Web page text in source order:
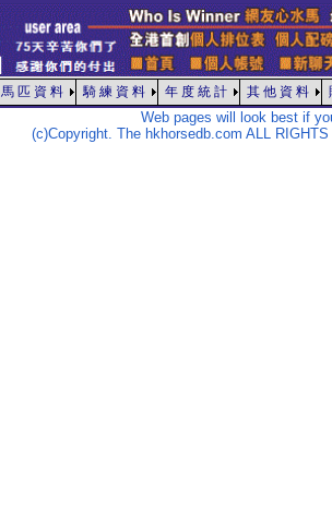
馬 匹 資 料 騎 練 資 料 年 度 統 計 其 他 資 料
Web pages will look best if
(c)Copyright. The hkhorsedb.com ALL